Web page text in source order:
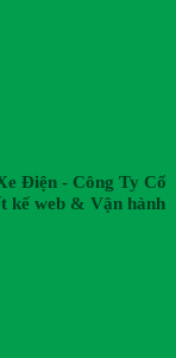
Điện - Công Ty Cổ
kế web & Vận hành